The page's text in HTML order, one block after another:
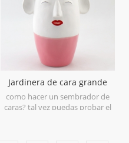
Jardinera de cara grande
dorada y rosa.
como hacer un sembrador de
caras? tal vez puedas probar el